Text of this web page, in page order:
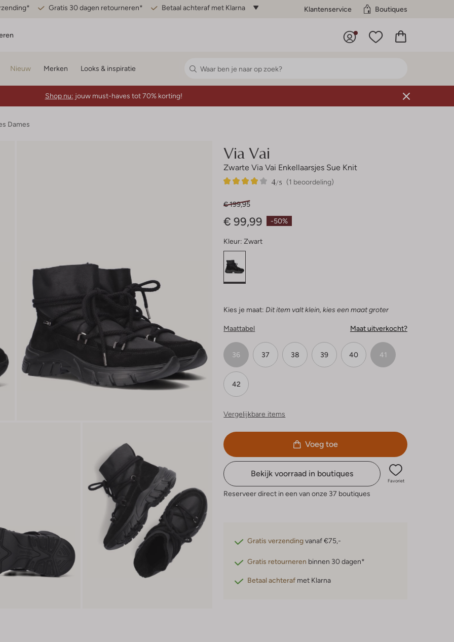
Gratis 30 dagen retourneren* Betaal achteraf met Klarna Klantenservice Boutiques
Nieuw Merken Looks & inspiratie
Shop nu: jouw must-haves tot 70% korting!
Dames
Via Vai
Zwarte Via Vai Enkellaarsjes Sue Knit
(1 beoordeling)
4/5
1
4
-50%
€ 199,95
€ 99,99
Kleur: Zwart
Kies je maat: Dit item valt klein, kies een maat groter
Maattabel Maat uitverkocht?
36 37 38 39 40 41
42
Vergelijkbare items
Voeg toe
Bekijk voorraad in boutiques
Favoriet
Reserveer direct in een van onze 37 boutiques
Gratis verzendingvanaf €75,-
Gratis retourneren binnen 30 dagen*
Betaal achteraf met Klarna